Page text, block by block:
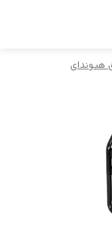
هیوندای